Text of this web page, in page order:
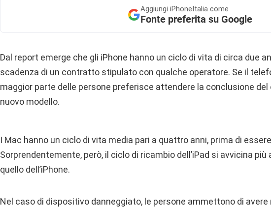
Aggiungi iPhoneItalia come
Fonte preferita su Google
Dal report emerge che gli iPhone hanno un ciclo di vita di circa due
scadenza di un contratto stipulato con qualche operatore. Se il
maggior parte delle persone preferisce attendere la conclusione
nuovo modello.
I Mac hanno un ciclo di vita media pari a quattro anni, prima di
Sorprendentemente, però, il ciclo di ricambio dell’iPad si avvicina più
quello dell’iPhone.
Nel caso di dispositivo danneggiato, le persone ammettono di